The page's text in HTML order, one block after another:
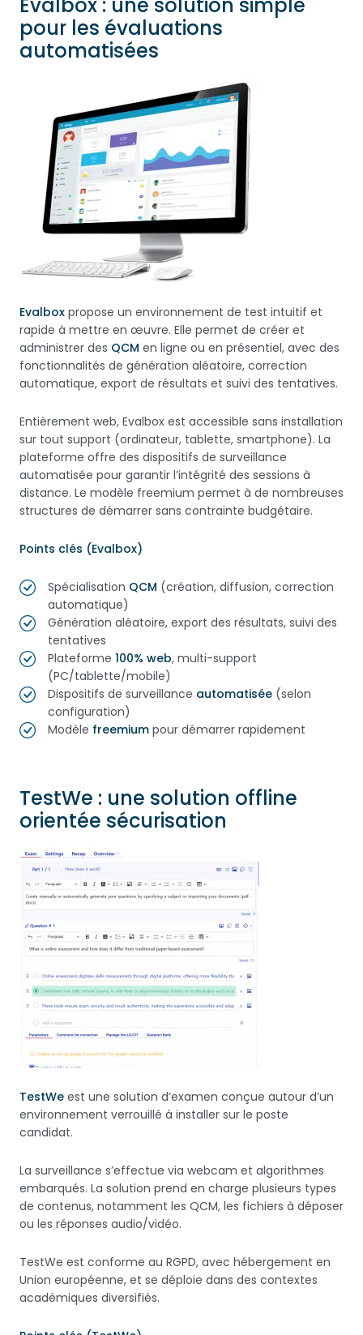
pour les évaluations
automatisées
Evalbox propose un environnement de test intuitif et
rapide à mettre en œuvre. Elle permet de créer et
administrer des QCM en ligne ou en présentiel, avec des
fonctionnalités de génération aléatoire, correction
automatique, export de résultats et suivi des tentatives.
Entièrement web, Evalbox est accessible sans installation
sur tout support (ordinateur, tablette, smartphone). La
plateforme offre des dispositifs de surveillance
automatisée pour garantir l’intégrité des sessions à
distance. Le modèle freemium permet à de nombreuses
structures de démarrer sans contrainte budgétaire.
Points clés (Evalbox)
Spécialisation QCM (création, diffusion, correction
automatique)
Génération aléatoire, export des résultats, suivi des
tentatives
Plateforme 100% web, multi-support
(PC/tablette/mobile)
Dispositifs de surveillance automatisée (selon
configuration)
Modèle freemium pour démarrer rapidement
TestWe : une solution offline
orientée sécurisation
TestWe est une solution d’examen conçue autour d’un
environnement verrouillé à installer sur le poste
candidat.
La surveillance s’effectue via webcam et algorithmes
embarqués. La solution prend en charge plusieurs types
de contenus, notamment les QCM, les fichiers à déposer
ou les réponses audio/vidéo.
TestWe est conforme au RGPD, avec hébergement en
Union européenne, et se déploie dans des contextes
académiques diversifiés.